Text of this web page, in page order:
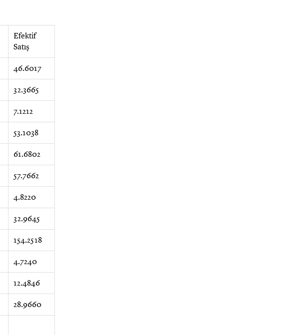
Efektif
Satış
46.6017
32.3665
7.1212
53.1038
61.6802
57.7662
4.8220
32.9645
154.2518
4.7240
12.4846
28.9660